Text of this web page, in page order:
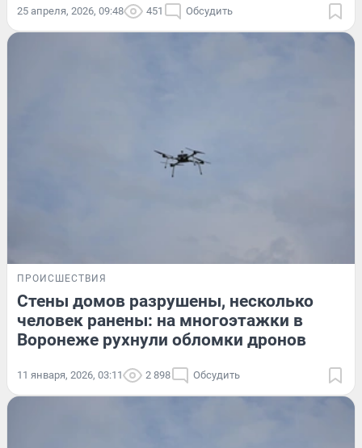
25 апреля, 2026, 09:48 451 Обсудить
ПРОИСШЕСТВИЯ
Стены домов разрушены, несколько
человек ранены: на многоэтажки в
Воронеже рухнули обломки дронов
11 января, 2026, 03:11 2 898 Обсудить